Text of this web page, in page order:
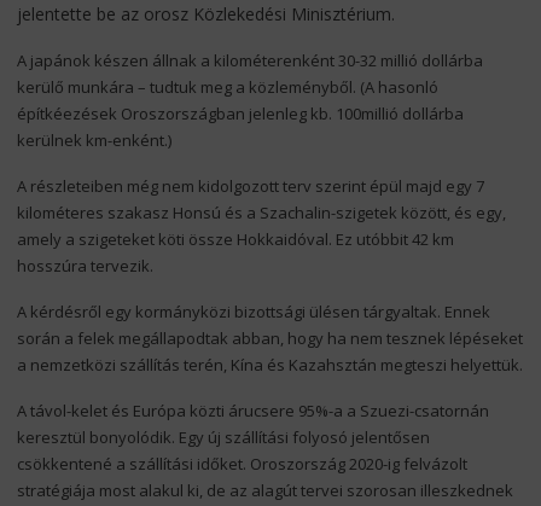
jelentette be az orosz Közlekedési Minisztérium.
A japánok készen állnak a kilométerenként 30-32 millió dollárba
kerülő munkára – tudtuk meg a közleményből. (A hasonló
építkéezések Oroszországban jelenleg kb. 100millió dollárba
kerülnek km-enként.)
A részleteiben még nem kidolgozott terv szerint épül majd egy 7
kilométeres szakasz Honsú és a Szachalin-szigetek között, és egy,
amely a szigeteket köti össze Hokkaidóval. Ez utóbbit 42 km
hosszúra tervezik.
A kérdésről egy kormányközi bizottsági ülésen tárgyaltak. Ennek
során a felek megállapodtak abban, hogy ha nem tesznek lépéseket
a nemzetközi szállítás terén, Kína és Kazahsztán megteszi helyettük.
A távol-kelet és Európa közti árucsere 95%-a a Szuezi-csatornán
keresztül bonyolódik. Egy új szállítási folyosó jelentősen
csökkentené a szállítási időket. Oroszország 2020-ig felvázolt
stratégiája most alakul ki, de az alagút tervei szorosan illeszkednek